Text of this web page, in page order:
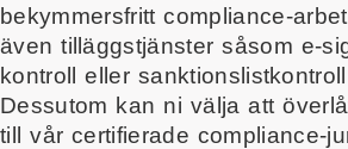
bekymmersfritt compliance-
även tilläggstjänster såsom e-
kontroll eller
Dessutom kan ni välja att
till vår certifierade compliance-